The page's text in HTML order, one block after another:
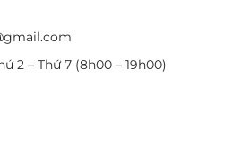
2 – Thứ 7 (8h00 – 19h00)